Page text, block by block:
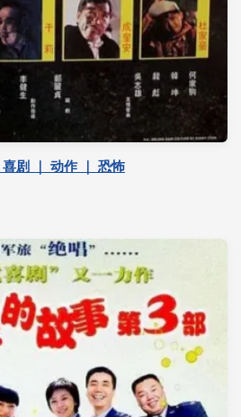
剧 ｜ 动作 ｜ 恐怖